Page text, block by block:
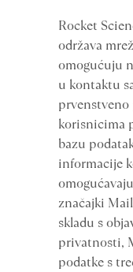
Rocket
održava
omogućuju
u kontaktu
korisnicima
bazu
informacije
značajki
skladu s
privatnosti,
podatke s